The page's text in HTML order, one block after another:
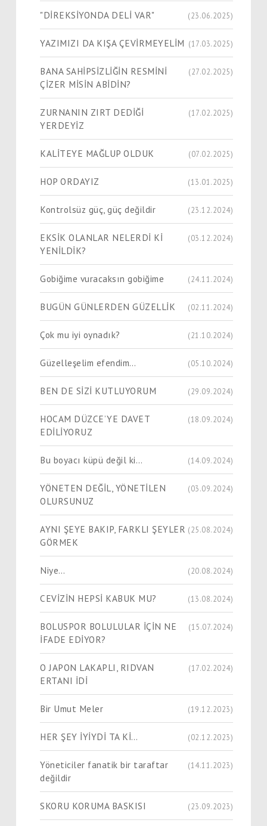
"DİREKSİYONDA DELİ VAR" (23.06.2025)
YAZIMIZI DA KIŞA ÇEVİRMEYELİM (17.03.2025)
BANA SAHİPSİZLİĞİN RESMİNİ
ÇİZER MİSİN ABİDİN?
(27.02.2025)
ZURNANIN ZIRT DEDİĞİ
YERDEYİZ
(17.02.2025)
KALİTEYE MAĞLUP OLDUK (07.02.2025)
HOP ORDAYIZ (13.01.2025)
Kontrolsüz güç, güç değildir (23.12.2024)
EKSİK OLANLAR NELERDİ Kİ
YENİLDİK?
(03.12.2024)
Gobiğime vuracaksın gobiğime (24.11.2024)
BUGÜN GÜNLERDEN GÜZELLİK (02.11.2024)
Çok mu iyi oynadık? (21.10.2024)
Güzelleşelim efendim… (05.10.2024)
BEN DE SİZİ KUTLUYORUM (29.09.2024)
HOCAM DÜZCE’YE DAVET
EDİLİYORUZ
(18.09.2024)
Bu boyacı küpü değil ki… (14.09.2024)
YÖNETEN DEĞİL, YÖNETİLEN
OLURSUNUZ
(03.09.2024)
AYNI ŞEYE BAKIP, FARKLI ŞEYLER
GÖRMEK
(25.08.2024)
Niye… (20.08.2024)
CEVİZİN HEPSİ KABUK MU? (13.08.2024)
BOLUSPOR BOLULULAR İÇİN NE
İFADE EDİYOR?
(15.07.2024)
O JAPON LAKAPLI, RIDVAN
ERTANI İDİ
(17.02.2024)
Bir Umut Meler (19.12.2023)
HER ŞEY İYİYDİ TA Kİ… (02.12.2023)
Yöneticiler fanatik bir taraftar
değildir
(14.11.2023)
SKORU KORUMA BASKISI (23.09.2023)